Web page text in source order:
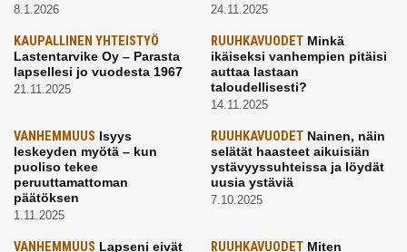
8.1.2026 24.11.2025
KAUPALLINEN YHTEISTYÖ
Lastentarvike Oy – Parasta
lapsellesi jo vuodesta 1967
21.11.2025
RUUHKAVUODETMinkä
ikäiseksi vanhempien pitäisi
auttaa lastaan
taloudellisesti?
14.11.2025
VANHEMMUUS Isyys
leskeyden myötä – kun
puoliso tekee
peruuttamattoman
päätöksen
1.11.2025
RUUHKAVUODETNainen, näin
selätät haasteet aikuisiän
ystävyyssuhteissa ja löydät
uusia ystäviä
7.10.2025
VANHEMMUUS Lapseni eivät
RUUHKAVUODETMiten